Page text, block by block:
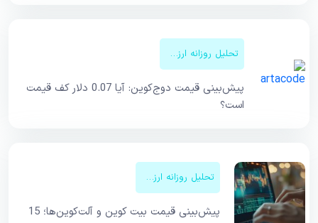
تحلیل روزانه ارزهای دیجیتال
پیش‌بینی قیمت دوج‌کوین: آیا 0.07 دلار کف قیمت
است؟
تحلیل روزانه ارزهای دیجیتال
پیش‌بینی قیمت بیت کوین و آلت‌کوین‌ها؛ 15